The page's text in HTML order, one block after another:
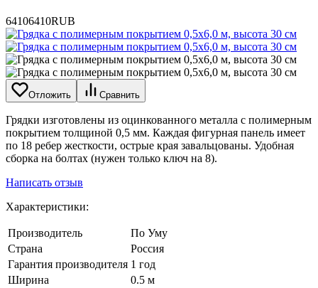
64106410RUB
Отложить Сравнить
Грядки изготовлены из оцинкованного металла с полимерным
покрытием толщиной 0,5 мм. Каждая фигурная панель имеет
по 18 ребер жесткости, острые края завальцованы. Удобная
сборка на болтах (нужен только ключ на 8).
Написать отзыв
Характеристики:
Производитель
По Уму
Страна
Россия
Гарантия производителя 1 год
Ширина
0.5 м